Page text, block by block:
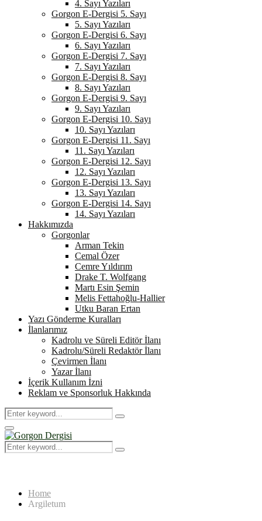
4. Sayı Yazıları
Gorgon E-Dergisi 5. Sayı
5. Sayı Yazıları
Gorgon E-Dergisi 6. Sayı
6. Sayı Yazıları
Gorgon E-Dergisi 7. Sayı
7. Sayı Yazıları
Gorgon E-Dergisi 8. Sayı
8. Sayı Yazıları
Gorgon E-Dergisi 9. Sayı
9. Sayı Yazıları
Gorgon E-Dergisi 10. Sayı
10. Sayı Yazıları
Gorgon E-Dergisi 11. Sayı
11. Sayı Yazıları
Gorgon E-Dergisi 12. Sayı
12. Sayı Yazıları
Gorgon E-Dergisi 13. Sayı
13. Sayı Yazıları
Gorgon E-Dergisi 14. Sayı
14. Sayı Yazıları
Hakkımızda
Gorgonlar
Arman Tekin
Cemal Özer
Cemre Yıldırım
Drake T. Wolfgang
Martı Esin Şemin
Melis Fettahoğlu-Hallier
Utku Baran Ertan
Yazı Gönderme Kuralları
İlanlarımız
Kadrolu ve Süreli Editör İlanı
Kadrolu/Süreli Redaktör İlanı
Çevirmen İlanı
Yazar İlanı
İçerik Kullanım İzni
Reklam ve Sponsorluk Hakkında
Search
for:
Search
Primary
Menu
Search
for:
Search
Home
Argiletum